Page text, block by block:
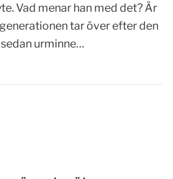
Vad menar han med det? Är
tar över efter den
urminne…